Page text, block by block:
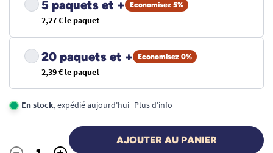
5 paquets et + Economisez 5%
2,27 € le paquet
20 paquets et + Economisez 0%
2,39 € le paquet
En stock, expédié aujourd'hui Plus d'info
AJOUTER AU PANIER